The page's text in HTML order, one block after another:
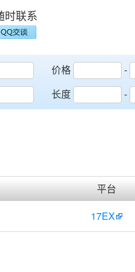
时联系
价格
-
长度
-
平台
17EX